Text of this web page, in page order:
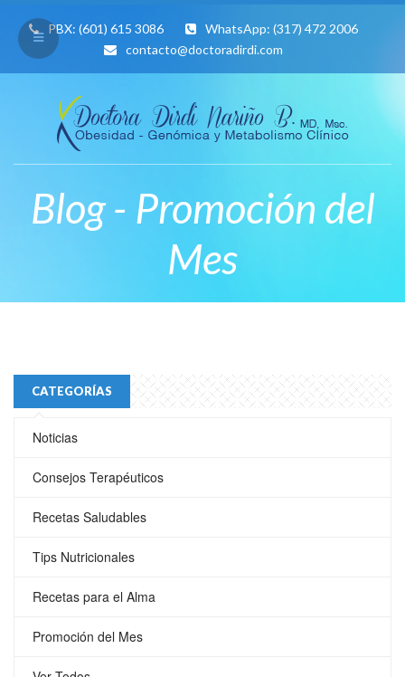
PBX: (601) 615 3086 WhatsApp: (317) 472 2006
contacto@doctoradirdi.com
Blog - Promoción del
Mes
CATEGORÍAS
Noticias
Consejos Terapéuticos
Recetas Saludables
Tips Nutricionales
Recetas para el Alma
Promoción del Mes